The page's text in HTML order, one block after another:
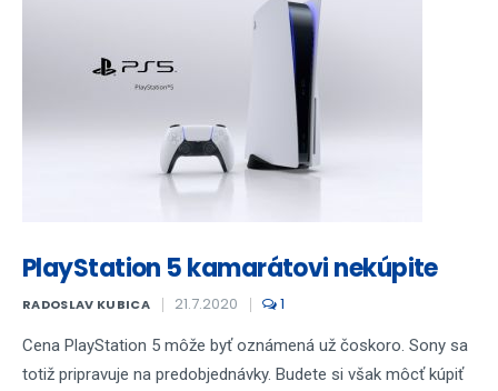
PlayStation 5 kamarátovi nekúpite
RADOSLAV KUBICA 21.7.2020 1
Cena PlayStation 5 môže byť oznámená už čoskoro. Sony sa
totiž pripravuje na predobjednávky. Budete si však môcť kúpiť